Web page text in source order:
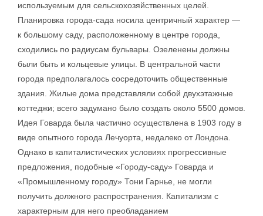
используемым для сельскохозяйственных целей.
Планировка города-сада носила центричный характер —
к большому саду, расположенному в центре города,
сходились по радиусам бульвары. Озеленены должны
были быть и кольцевые улицы. В центральной части
города предполагалось сосредоточить общественные
здания. Жилые дома представляли собой двухэтажные
коттеджи; всего задумано было создать около 5500 домов.
Идея Говарда была частично осуществлена в 1903 году в
виде опытного города Лечуорта, недалеко от Лондона.
Однако в капиталистических условиях прогрессивные
предложения, подобные «Городу-саду» Говарда и
«Промышленному городу» Тони Гарнье, не могли
получить должного распространения. Капитализм с
характерным для него преобладанием